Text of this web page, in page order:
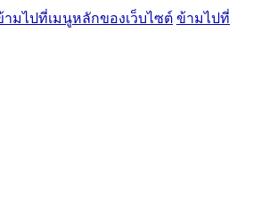
ามไปที่เมนูหลักของเว็บไซต์ ข้ามไปที่